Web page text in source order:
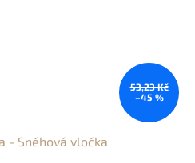
53,23 Kč
–45 %
- Sněhová vločka